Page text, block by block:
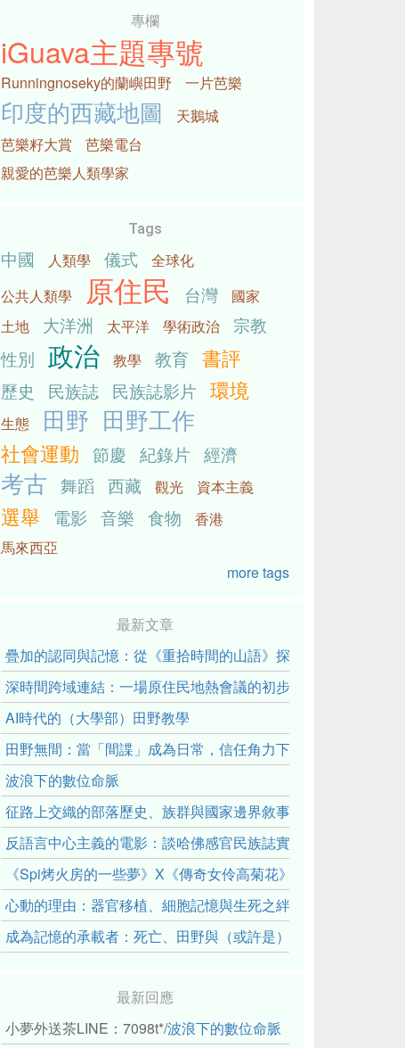
專欄
iGuava主題專號
Runningnoseky的蘭嶼田野 一片芭樂
印度的西藏地圖
天鵝城
芭樂籽大賞
芭樂電台
親愛的芭樂人類學家
Tags
中國 人類學 儀式
全球化
公共人類學
原住民 台灣
國家
土地
大洋洲 太平洋 學術政治
宗教
性別 政治 教學 教育 書評
歷史 民族誌 民族誌影片 環境
生態 田野 田野工作
社會運動 節慶 紀錄片 經濟
考古 舞蹈 西藏 觀光 資本主義
選舉 電影 音樂 食物
香港
馬來西亞
more tags
最新文章
疊加的認同與記憶：從《重拾時間的山語》探討「我們的」立
深時間跨域連結：一場原住民地熱會議的初步觀察
AI時代的（大學部）田野教學
田野無間：當「間諜」成為日常，信任角力下的情感伏流
波浪下的數位命脈
征路上交織的部落歷史、族群與國家邊界敘事： 《路有多長》
反語言中心主義的電影：談哈佛感官民族誌實驗室
《Spi烤火房的一些夢》X《傳奇女伶高菊花》： 透過紀錄片
心動的理由：器官移植、細胞記憶與生死之絆
成為記憶的承載者：死亡、田野與（或許是）人類學的成年禮
最新回應
小夢外送茶LINE：7098t*/波浪下的數位命脈